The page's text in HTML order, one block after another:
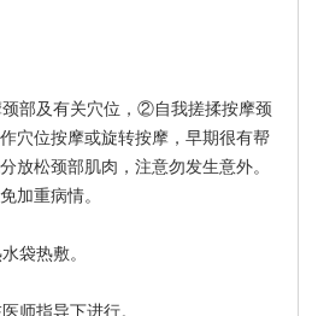
部及有关穴位，②自我搓揉按摩颈
穴位按摩或旋转按摩，早期很有帮
放松颈部肌肉，注意勿发生意外。
加重病情。
袋热敷。
师指导下进行。